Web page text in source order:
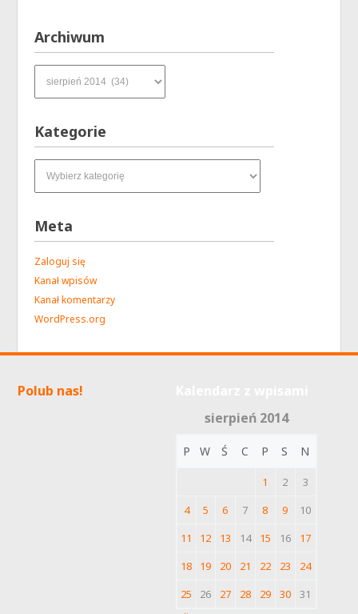
Archiwum
Kategorie
Meta
Zaloguj się
Kanał wpisów
Kanał komentarzy
WordPress.org
Polub nas!
sierpień 2014
P W Ś C P S N
1 2
3
4
5 6 7 8 9
10
11
12 13 14 15 16
17
18
19 20 21 22 23
24
25
26 27 28 29 30
31